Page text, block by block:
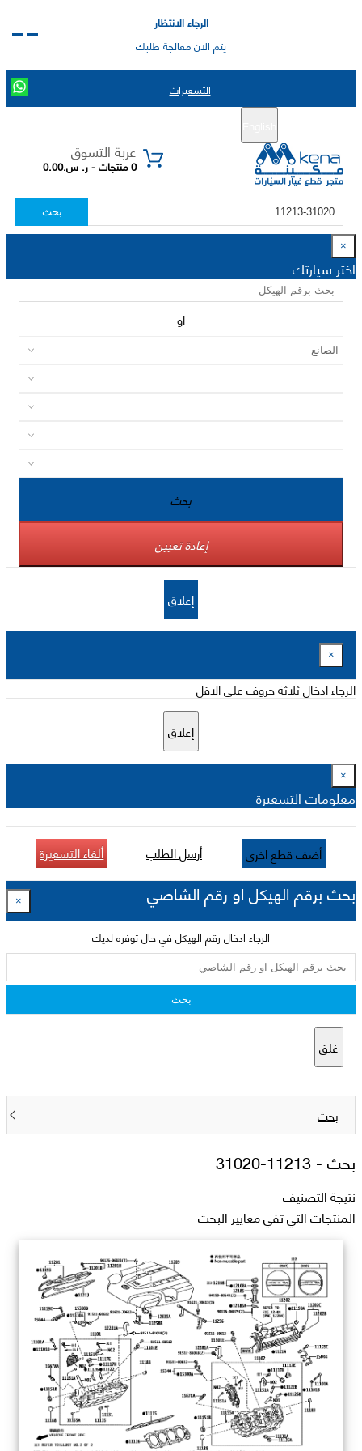
الرجاء الانتظار
يتم الان معالجة طلبك
التسعيرات
عربة التسوق
0 منتجات - ر. س.0.00
بحث
×
اختر سيارتك
او
بحث
إعادة تعيين
إغلاق
×
الرجاء ادخال ثلاثة حروف على الاقل
إغلاق
×
معلومات التسعيرة
أضف قطع اخرى أرسل الطلب ألغاء التسعيرة
بحث برقم الهيكل او رقم الشاصي ×
الرجاء ادخال رقم الهيكل في حال توفره لديك
بحث
غلق
بحث
بحث -11213-31020
نتيجة التصنيف
المنتجات التي تفي معايير البحث